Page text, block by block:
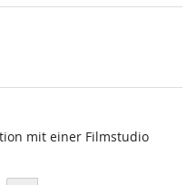
mit einer Filmstudio